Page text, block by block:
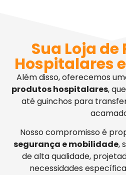
Sua Loja
Hospitalares
Além disso, oferecemos
produtos hospitalares,
até guinchos para
Nosso compromisso é
segurança e mobilidade,
de alta qualidade,
necessidades